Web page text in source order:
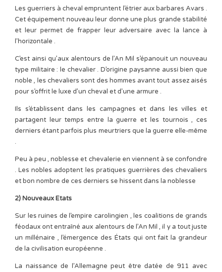
Les guerriers à cheval empruntent l’étrier aux barbares Avars .
Cet équipement nouveau leur donne une plus grande stabilité
et leur permet de frapper leur adversaire avec la lance à
l’horizontale .
C’est ainsi qu’aux alentours de l’An Mil s’épanouit un nouveau
type militaire : le chevalier . D’origine paysanne aussi bien que
noble , les chevaliers sont des hommes avant tout assez aisés
pour s’offrit le luxe d’un cheval et d’une armure .
Ils s’établissent dans les campagnes et dans les villes et
partagent leur temps entre la guerre et les tournois , ces
derniers étant parfois plus meurtriers que la guerre elle-même
.
Peu à peu , noblesse et chevalerie en viennent à se confondre
. Les nobles adoptent les pratiques guerrières des chevaliers
et bon nombre de ces derniers se hissent dans la noblesse
2) Nouveaux Etats
Sur les ruines de l’empire carolingien , les coalitions de grands
féodaux ont entraîné aux alentours de l’An Mil , il y a tout juste
un millénaire , l’émergence des États qui ont fait la grandeur
de la civilisation européenne .
La naissance de l’Allemagne peut être datée de 911 avec